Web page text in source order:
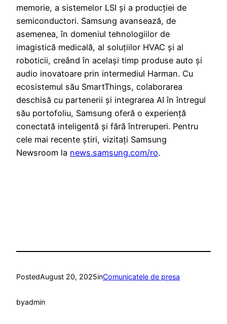
memorie, a sistemelor LSI și a producției de
semiconductori. Samsung avansează, de
asemenea, în domeniul tehnologiilor de
imagistică medicală, al soluțiilor HVAC și al
roboticii, creând în același timp produse auto și
audio inovatoare prin intermediul Harman. Cu
ecosistemul său SmartThings, colaborarea
deschisă cu partenerii și integrarea AI în întregul
său portofoliu, Samsung oferă o experiență
conectată inteligentă și fără întreruperi. Pentru
cele mai recente știri, vizitați Samsung
Newsroom la news.samsung.com/ro.
PostedAugust 20, 2025inComunicatele de presa
byadmin